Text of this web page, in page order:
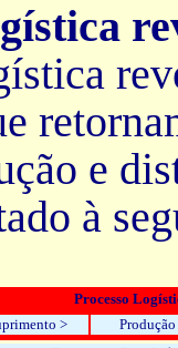
e
à
Processo
>
Produção